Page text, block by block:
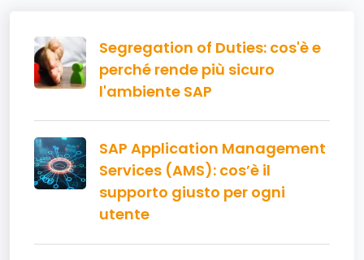
Segregation of Duties: cos'è e
perché rende più sicuro
l'ambiente SAP
SAP Application Management
Services (AMS): cos’è il
supporto giusto per ogni
utente